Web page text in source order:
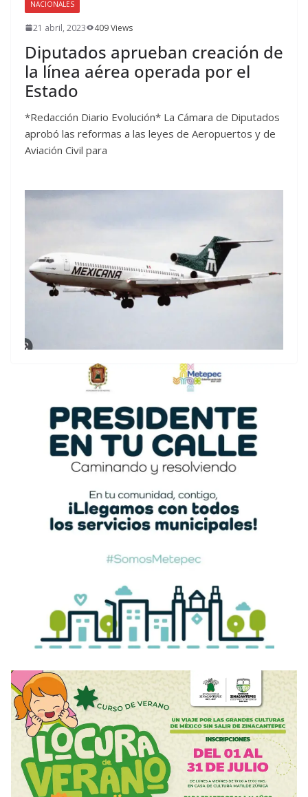
NACIONALES
21 abril, 2023 409 Views
Diputados aprueban creación de
la línea aérea operada por el
Estado
*Redacción Diario Evolución* La Cámara de Diputados
aprobó las reformas a las leyes de Aeropuertos y de
Aviación Civil para